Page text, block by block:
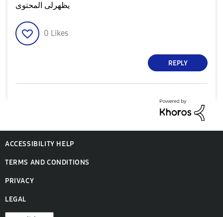
يظهرلى المحتوى
0 Likes
REPLY
ACCESSIBILITY HELP
TERMS AND CONDITIONS
PRIVACY
LEGAL